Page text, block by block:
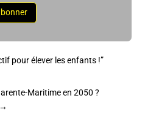
pour élever les enfants !”
Maritime en 2050 ?
→